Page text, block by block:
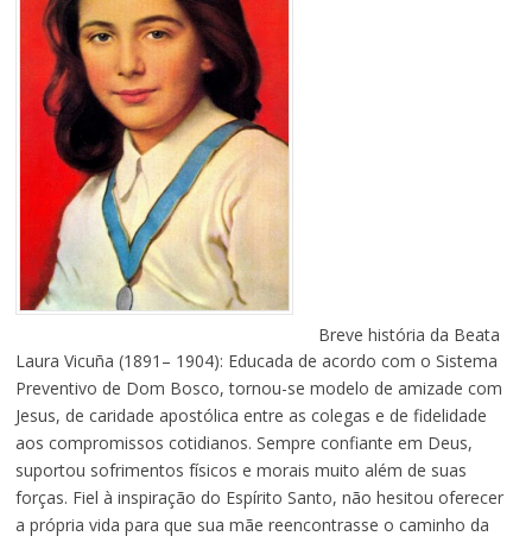
Breve história da Beata
Laura Vicuña (1891– 1904): Educada de acordo com o Sistema
Preventivo de Dom Bosco, tornou-se modelo de amizade com
Jesus, de caridade apostólica entre as colegas e de fidelidade
aos compromissos cotidianos. Sempre confiante em Deus,
suportou sofrimentos físicos e morais muito além de suas
forças. Fiel à inspiração do Espírito Santo, não hesitou oferecer
a própria vida para que sua mãe reencontrasse o caminho da